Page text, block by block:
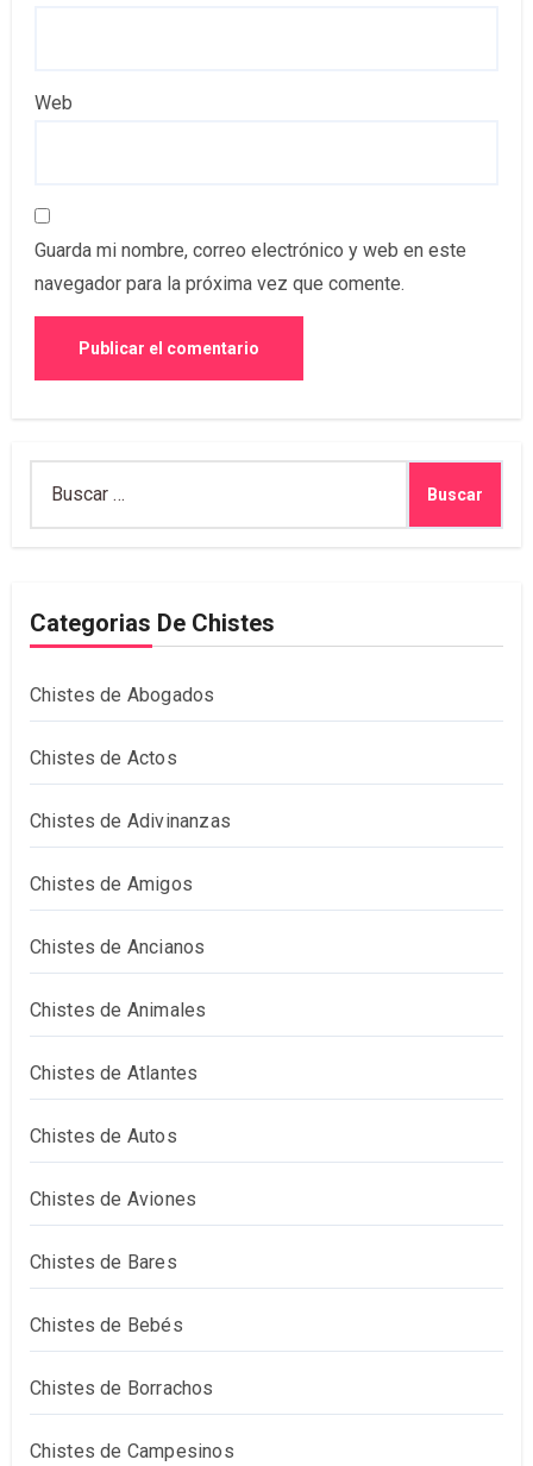
Web
Guarda mi nombre, correo electrónico y web en este
navegador para la próxima vez que comente.
Categorias De Chistes
Chistes de Abogados
Chistes de Actos
Chistes de Adivinanzas
Chistes de Amigos
Chistes de Ancianos
Chistes de Animales
Chistes de Atlantes
Chistes de Autos
Chistes de Aviones
Chistes de Bares
Chistes de Bebés
Chistes de Borrachos
Chistes de Campesinos